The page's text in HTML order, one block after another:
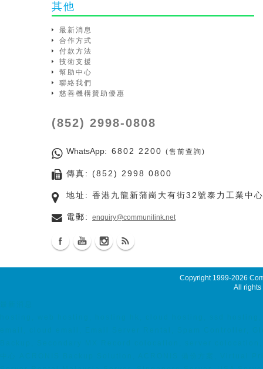
其他
最新消息
合作方式
付款方法
技術支援
幫助中心
聯絡我們
慈善機構贊助優惠
(852) 2998-0808
WhatsApp: 6802 2200 (售前查詢)
傳真: (852) 2998 0800
地址: 香港九龍新蒲崗大有街32號泰力工業中
電郵: enquiry@communilink.net
Copyright 1999-2026
All rights